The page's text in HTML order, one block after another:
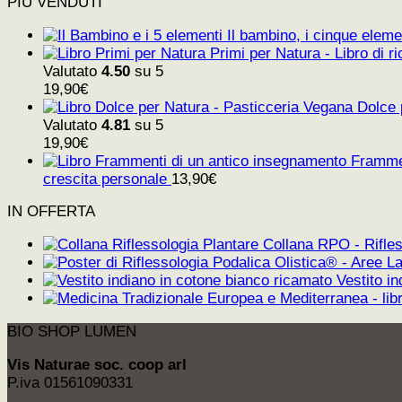
Il bambino, i cinque
Primi per Natura - Libro di
Valutato 4.50 su 5
19,90€
Dolce
Valutato 4.81 su 5
19,90€
crescita personale 13,90€
IN OFFERTA
Collana RPO -
Vestito
BIO SHOP LUMEN
Vis Naturae soc. coop arl
P.iva 01561090331